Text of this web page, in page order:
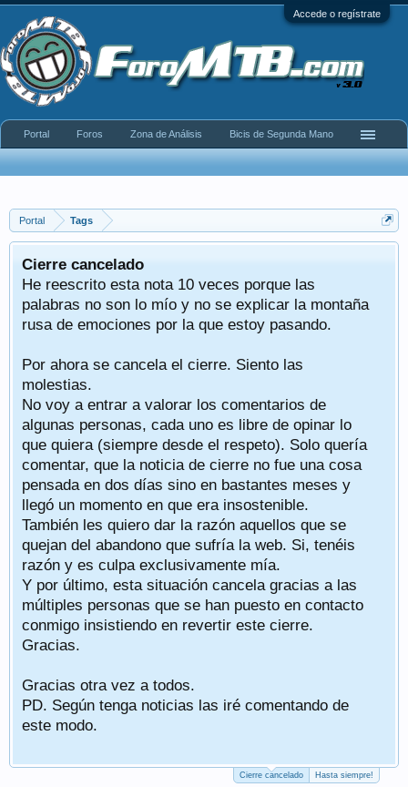
Accede o regístrate
Portal Tags
Cierre cancelado
He reescrito esta nota 10 veces porque las
palabras no son lo mío y no se explicar la montaña
rusa de emociones por la que estoy pasando.
Por ahora se cancela el cierre. Siento las
molestias.
No voy a entrar a valorar los comentarios de
algunas personas, cada uno es libre de opinar lo
que quiera (siempre desde el respeto). Solo quería
comentar, que la noticia de cierre no fue una cosa
pensada en dos días sino en bastantes meses y
llegó un momento en que era insostenible.
También les quiero dar la razón aquellos que se
quejan del abandono que sufría la web. Si, tenéis
razón y es culpa exclusivamente mía.
Y por último, esta situación cancela gracias a las
múltiples personas que se han puesto en contacto
conmigo insistiendo en revertir este cierre.
Gracias.
Gracias otra vez a todos.
PD. Según tenga noticias las iré comentando de
este modo.
Cierre cancelado Hasta siempre!
Portal Foros Zona de Análisis Bicis de Segunda Mano